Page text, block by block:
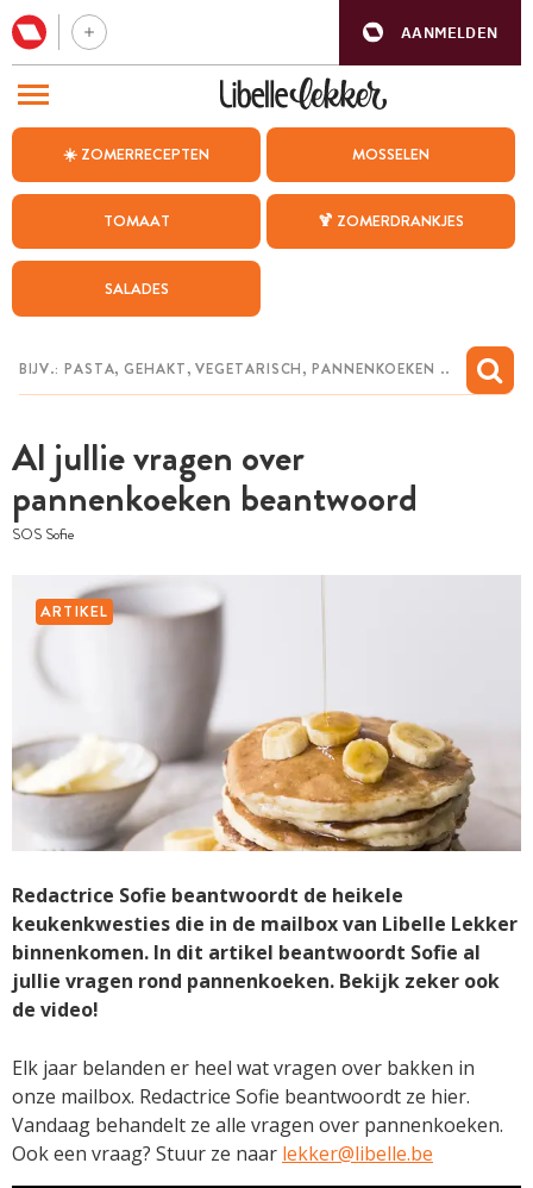
AANMELDEN
☀️ ZOMERRECEPTEN MOSSELEN
TOMAAT 🍹 ZOMERDRANKJES
SALADES
Al jullie vragen over
pannenkoeken beantwoord
SOS Sofie
ARTIKEL
Redactrice Sofie beantwoordt de heikele
keukenkwesties die in de mailbox van Libelle Lekker
binnenkomen. In dit artikel beantwoordt Sofie al
jullie vragen rond pannenkoeken. Bekijk zeker ook
de video!
Elk jaar belanden er heel wat vragen over bakken in
onze mailbox. Redactrice Sofie beantwoordt ze hier.
Vandaag behandelt ze alle vragen over pannenkoeken.
Ook een vraag? Stuur ze naar lekker@libelle.be
BEZOEK ONZE ANDERE WEBSITES
WEEKMENU
CHAT MET MAIA
MIJN BEWAARDE RECEPTEN